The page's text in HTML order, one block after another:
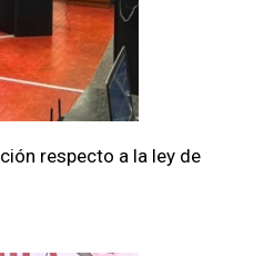
respecto a la ley de